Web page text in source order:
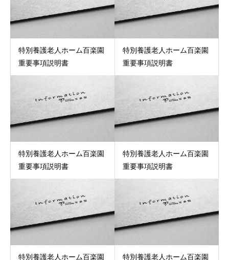
特別養護老人ホーム百楽園
重要事項説明書
特別養護老人ホーム百楽園
重要事項説明書
特別養護老人ホーム百楽園
重要事項説明書
特別養護老人ホーム百楽園
重要事項説明書
特別養護老人ホーム百楽園
特別養護老人ホーム百楽園